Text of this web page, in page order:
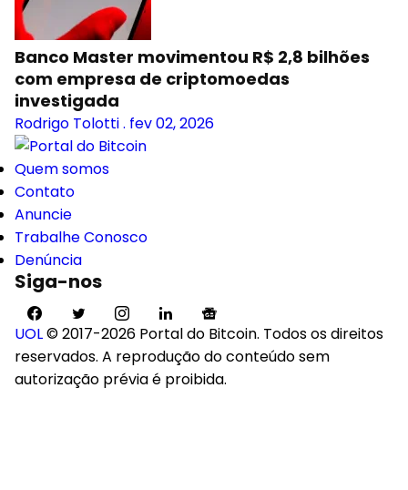
Banco Master movimentou R$ 2,8 bilhões
com empresa de criptomoedas
investigada
Rodrigo Tolotti. fev 02, 2026
Quem somos
Contato
Anuncie
Trabalhe Conosco
Denúncia
Siga-nos
UOL© 2017-2026 Portal do Bitcoin. Todos os direitos
reservados. A reprodução do conteúdo sem
autorização prévia é proibida.